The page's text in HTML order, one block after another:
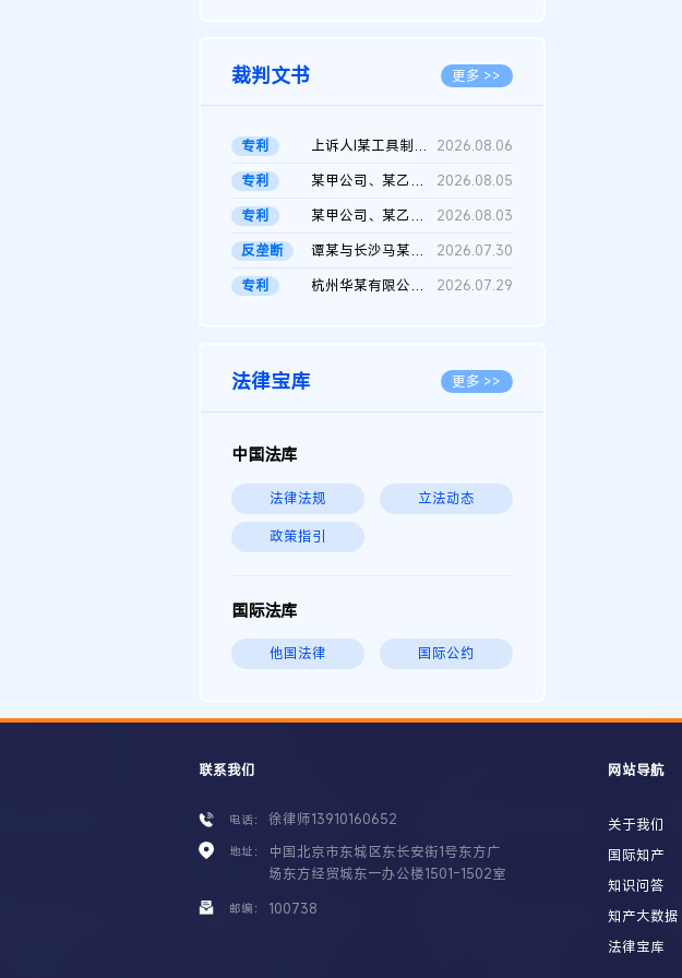
裁判文书 更多 >>
专利 上诉人I某工具制品有限公司与被上诉人程某及一审被告中华人民共和...
2026.08.06
专利
某甲公司、某乙公司、某丙公司申请诉前行为保全复议裁定书
2026.08.05
专利
某甲公司、某乙公司、官某与某丙公司专利申请权权属纠纷 二审判决...
2026.08.03
反垄断
谭某与长沙马某堆农产品股份有限公司滥用市场支配地位纠纷二审裁...
2026.07.30
专利
杭州华某有限公司与菲某有限公司侵害发明专利权纠纷 2026.07.29
法律宝库 更多 >>
中国法库
法律法规 立法动态
政策指引
国际法库
他国法律 国际公约
联系我们
电话： 徐律师13910160652
地址：
中国北京市东城区东长安街1号东方广
场东方经贸城东一办公楼1501-1502室
邮编： 100738
网站导航
关于我们
国际知产
知识问答
知产大数据
法律宝库